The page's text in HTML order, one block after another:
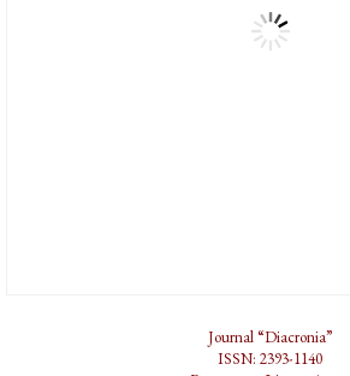
Journal “Diacronia”
ISSN: 2393-1140